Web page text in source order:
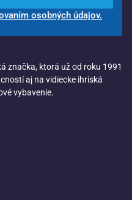
osobných údajov.
značka, ktorá už od roku 1991
aj na vidiecke ihriská
vybavenie.